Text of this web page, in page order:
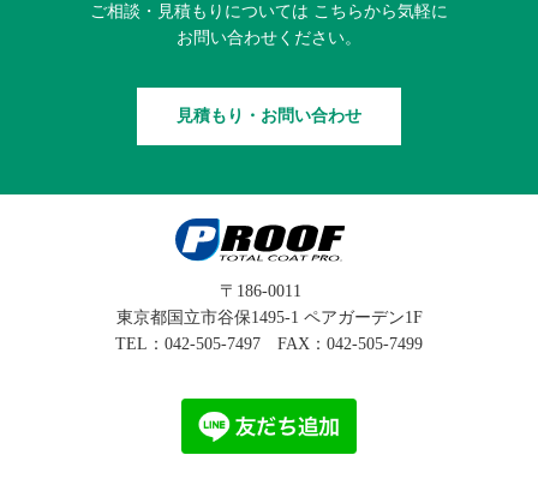
ご相談・見積もりについては こちらから気軽に
お問い合わせください。
見積もり・お問い合わせ
〒186-0011
東京都国立市谷保1495-1 ペアガーデン1F
TEL： 042-505-7497 FAX：042-505-7499